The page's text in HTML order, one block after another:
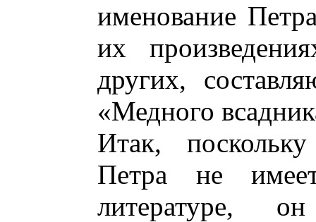
именование
их
других,
«Медного
Итак,
Петра не
литературе,